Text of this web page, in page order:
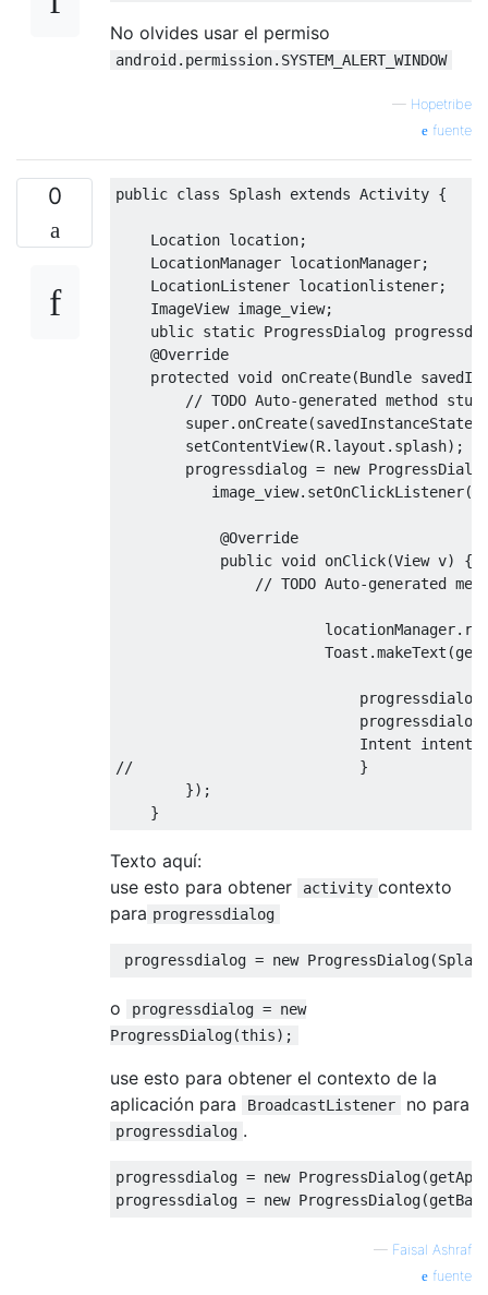
No olvides usar el permiso
android.permission.SYSTEM_ALERT_WINDOW
— Hopetribe
fuente
0 public class Splash extends Activity {
Location location;
LocationManager locationManager;
LocationListener locationlistener;
ImageView image_view;
    ublic
static ProgressDialog
@Override
protected void onCreate(Bundle
// TODO Auto-generated method stub
super. onCreate(savedInstanceState
        setContentView
(R. layout . splash);
        progressdialog
= new
           image_view
. setOnClickListener(
@Override
public void onClick(View v)
{
// TODO Auto-generated
                        locationManager
.
Toast .makeText (
                            progressdialog
                            progressdialog
Intent intent
//                          }
});
}
Texto aquí:
use esto para obtener
activity contexto
para progressdialog
progressdialog = new ProgressDialog(
o
progressdialog = new
ProgressDialog(this);
use esto para obtener el contexto de la
aplicación para
BroadcastListener no para
progressdialog .
progressdialog = new ProgressDialog(
progressdialog = new ProgressDialog(
— Faisal Ashraf
fuente